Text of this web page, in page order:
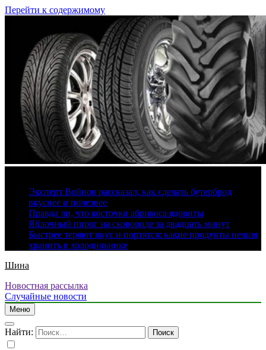
Перейти к содержимому
Эксперт Войнов рассказал, как сделать бутерброд
вкуснее и полезнее
Правда ли, что косточки абрикоса ядовиты
Яблочный пирог на сковороде за двадцать минут
Быстрее теряют вкус и портятся: какие продукты нельзя
хранить в холодильнике
Шина
Новостная рассылка
Случайные новости
Меню
Найти: